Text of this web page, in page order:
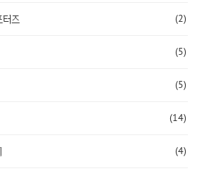
즈 (2)
(5)
(5)
(14)
(4)